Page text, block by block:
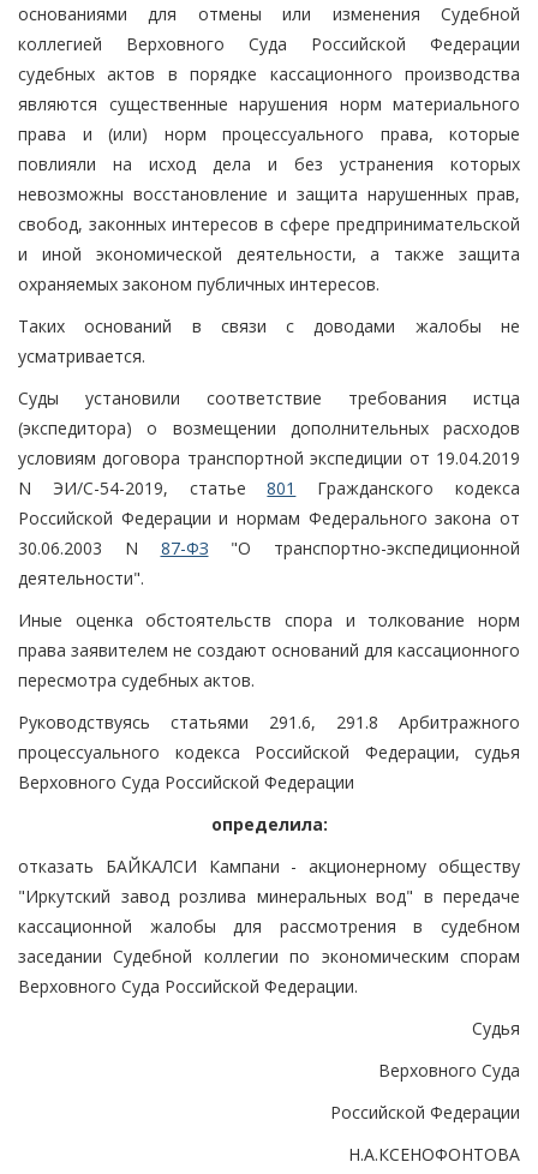
основаниями для отмены или изменения Судебной
коллегией Верховного Суда Российской Федерации
судебных актов в порядке кассационного производства
являются существенные нарушения норм материального
права и (или) норм процессуального права, которые
повлияли на исход дела и без устранения которых
невозможны восстановление и защита нарушенных прав,
свобод, законных интересов в сфере предпринимательской
и иной экономической деятельности, а также защита
охраняемых законом публичных интересов.
Таких оснований в связи с доводами жалобы не
усматривается.
Суды установили соответствие требования истца
(экспедитора) о возмещении дополнительных расходов
условиям договора транспортной экспедиции от 19.04.2019
N ЭИ/С-54-2019, статье801
Гражданского кодекса
Российской Федерации и нормам Федерального закона от
30.06.2003 N 87-ФЗ "О транспортно-экспедиционной
деятельности".
Иные оценка обстоятельств спора и толкование норм
права заявителем не создают оснований для кассационного
пересмотра судебных актов.
Руководствуясь статьями 291.6, 291.8 Арбитражного
процессуального кодекса Российской Федерации, судья
Верховного Суда Российской Федерации
определила:
отказать БАЙКАЛСИ Кампани - акционерному обществу
"Иркутский завод розлива минеральных вод" в передаче
кассационной жалобы для рассмотрения в судебном
заседании Судебной коллегии по экономическим спорам
Верховного Суда Российской Федерации.
Судья
Верховного Суда
Российской Федерации
Н.А.КСЕНОФОНТОВА